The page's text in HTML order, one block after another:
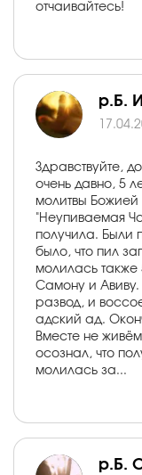
отчаивайтесь!
р.Б.
Здравствуйте,
очень давно, 5
молитвы
"Неупиваемая
получила. Были
было, что пил
молилась также
Самону и Авиву.
развод, и
адский ад.
Вместе не
осознал, что
молилась за...
р.Б.